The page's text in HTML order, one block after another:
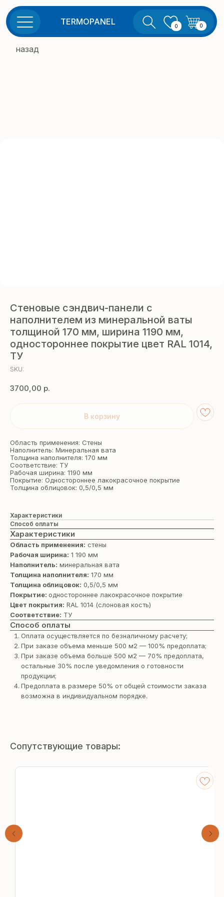
0
TERMOPANEL
назад
Стеновые сэндвич-панели с
наполнителем из минеральной ваты
толщиной 170 мм, ширина 1190 мм,
одностороннее покрытие цвет RAL 1014,
ТУ
SKU:
3700,00 р.
В корзину
Область применения: Стены
Наполнитель: Минеральная вата
Толщина наполнителя: 170 мм
Соответствие: ТУ
Рабочая ширина: 1190 мм
Покрытие: Одностороннее лакокрасочное покрытие
Толщина облицовок: 0,5/0,5 мм
Характеристики
Способ оплаты
Характеристики
Область применения: стены
Рабочая ширина: 1 190 мм
Наполнитель: минеральная вата
Толщина наполнителя: 170 мм
Толщина облицовок: 0,5/0,5 мм
Покрытие: одностороннее лакокрасочное покрытие
Цвет покрытия: RAL 1014 (cлоновая кость)
Соответствие: ТУ
Способ оплаты
Оплата осуществляется по безналичному расчету;
При заказе объема меньше 500 м2 — 100% предоплата;
При заказе объема больше 500 м2 — 70% предоплата,
остальные 30% после уведомления о готовности
продукции;
Предоплата в размере 50% от общей стоимости заказа
возможна в индивидуальном порядке.
Сопутствующие товары: